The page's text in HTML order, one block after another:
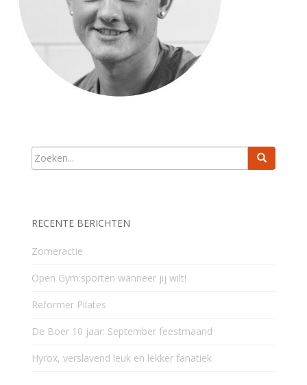
RECENTE BERICHTEN
Zomeractie
Open Gym:sporten wanneer jij wilt!
Reformer Pilates
De Boer 10 jaar: September feestmaand
Hyrox, verslavend leuk en lekker fanatiek